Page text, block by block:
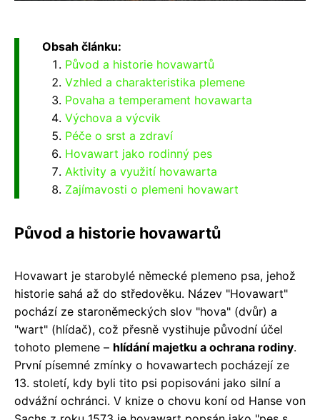
Obsah článku:
Původ a historie hovawartů
Vzhled a charakteristika plemene
Povaha a temperament hovawarta
Výchova a výcvik
Péče o srst a zdraví
Hovawart jako rodinný pes
Aktivity a využití hovawarta
Zajímavosti o plemeni hovawart
Původ a historie hovawartů
Hovawart je starobylé německé plemeno psa, jehož
historie sahá až do středověku. Název "Hovawart"
pochází ze staroněmeckých slov "hova" (dvůr) a
"wart" (hlídač), což přesně vystihuje původní účel
tohoto plemene – hlídání majetku a ochrana rodiny.
První písemné zmínky o hovawartech pocházejí ze
13. století, kdy byli tito psi popisováni jako silní a
odvážní ochránci. V knize o chovu koní od Hanse von